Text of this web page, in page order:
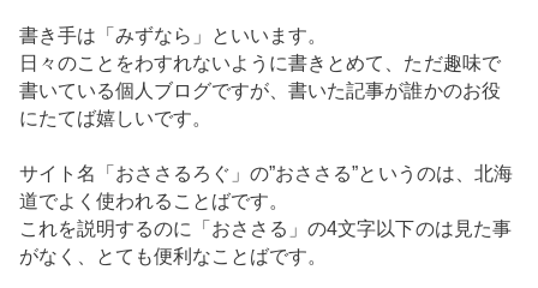
書き手は「みずなら」といいます。
日々のことをわすれないように書きとめて、ただ趣味で
書いている個人ブログですが、書いた記事が誰かのお役
にたてば嬉しいです。
サイト名「おささるろぐ」の”おささる”というのは、北海
道でよく使われることばです。
これを説明するのに「おささる」の4文字以下のは見た事
がなく、とても便利なことばです。